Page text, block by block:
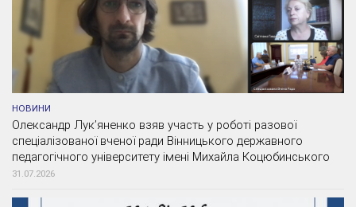
НОВИНИ
Олександр Лук’яненко взяв участь у роботі разової
спеціалізованої вченої ради Вінницького державного
педагогічного університету імені Михайла Коцюбинського
31.07.2026